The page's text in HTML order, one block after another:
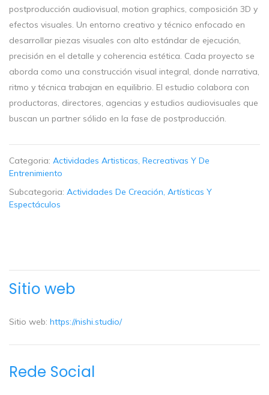
postproducción audiovisual, motion graphics, composición 3D y
efectos visuales. Un entorno creativo y técnico enfocado en
desarrollar piezas visuales con alto estándar de ejecución,
precisión en el detalle y coherencia estética. Cada proyecto se
aborda como una construcción visual integral, donde narrativa,
ritmo y técnica trabajan en equilibrio. El estudio colabora con
productoras, directores, agencias y estudios audiovisuales que
buscan un partner sólido en la fase de postproducción.
Categoria: Actividades Artisticas, Recreativas Y De
Entrenimiento
Subcategoria: Actividades De Creación, Artísticas Y
Espectáculos
Sitio web
Sitio web: https://nishi.studio/
Rede Social